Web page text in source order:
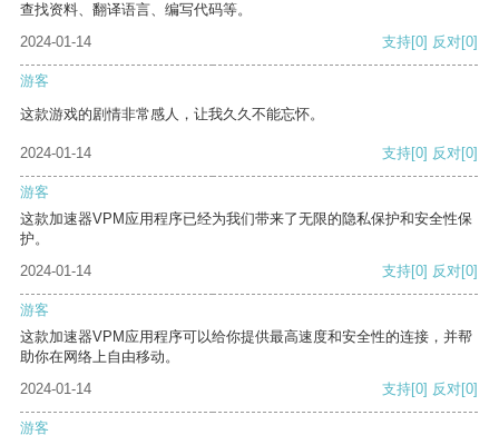
查找资料、翻译语言、编写代码等。
2024-01-14
支持[0] 反对[0]
游客
这款游戏的剧情非常感人，让我久久不能忘怀。
2024-01-14 支持[0] 反对[0]
游客
这款加速器VPM应用程序已经为我们带来了无限的隐私保护和安全性保
护。
2024-01-14
支持[0] 反对[0]
游客
这款加速器VPM应用程序可以给你提供最高速度和安全性的连接，并帮
助你在网络上自由移动。
2024-01-14
支持[0] 反对[0]
游客